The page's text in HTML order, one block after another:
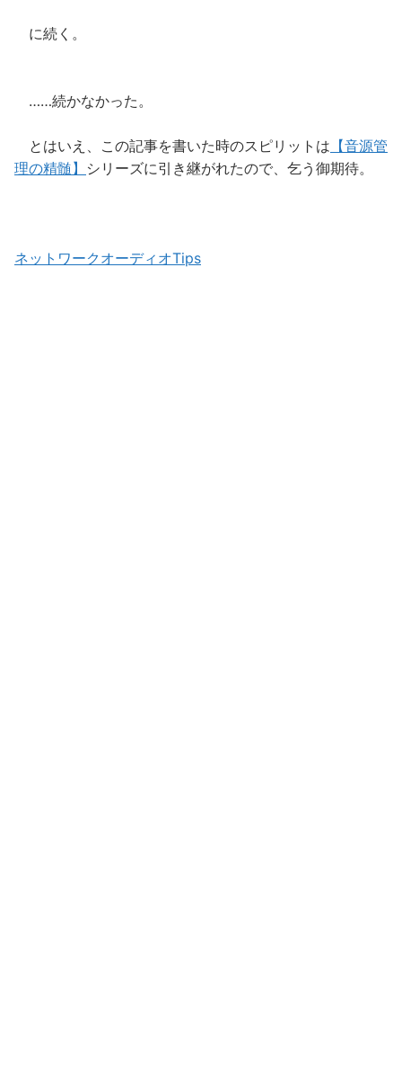
に続く。
……続かなかった。
とはいえ、この記事を書いた時のスピリットは 【音源管
理の精髄】 シリーズに引き継がれたので、乞う御期待。
ネットワークオーディオTips